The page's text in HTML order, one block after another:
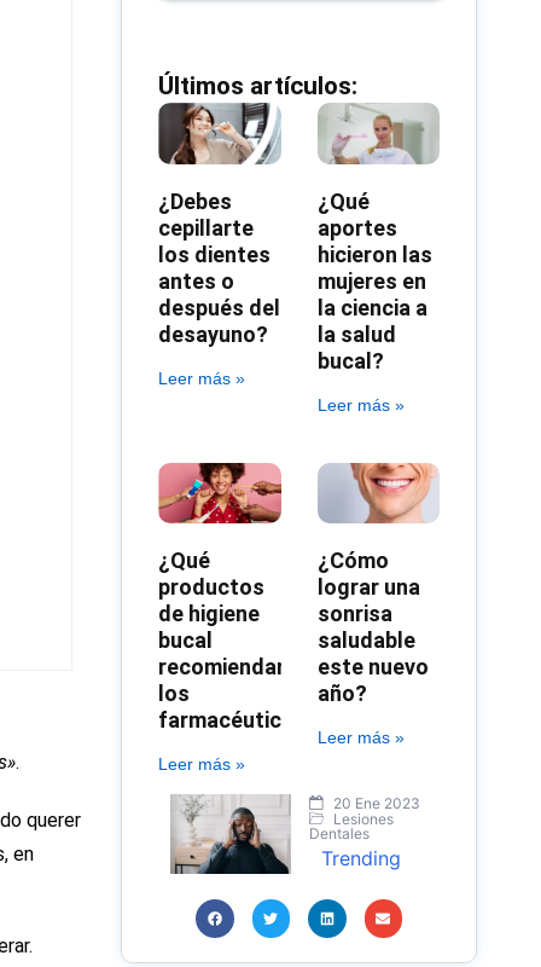
.
querer
en
Últimos artículos:
¿Debes
cepillarte
los dientes
antes o
después del
desayuno?
Leer más »
¿Qué
aportes
hicieron las
mujeres en
la ciencia a
la salud
bucal?
Leer más »
¿Qué
productos
de higiene
bucal
recomiendan
los
farmacéuticos?
Leer más »
¿Cómo
lograr una
sonrisa
saludable
este nuevo
año?
Leer más »
20 Ene 2023
Lesiones
Dentales
Trending